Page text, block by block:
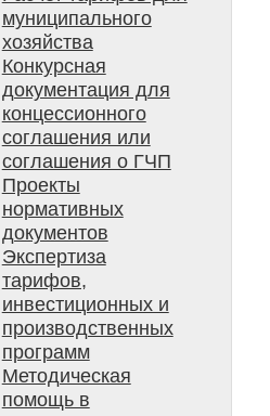
муниципального
хозяйства
Конкурсная
документация для
концессионного
соглашения или
соглашения о ГЧП
Проекты
нормативных
документов
Экспертиза
тарифов,
инвестиционных и
производственных
программ
Методическая
помощь в